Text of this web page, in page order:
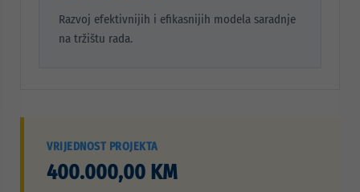
Razvoj efektivnijih i efikasnijih modela saradnje
na tržištu rada.
VRIJEDNOST PROJEKTA
400.000,00 KM